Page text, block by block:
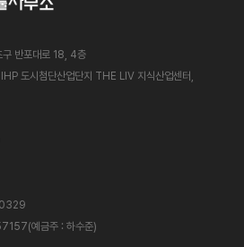
반포대로 18, 4층
도시첨단산업단지 THE LIV 지식산업센터,
예금주 : 하수준)